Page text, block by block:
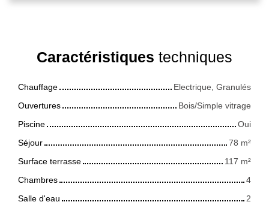
Caractéristiques techniques
Chauffage
Electrique, Granulés
Ouvertures
Bois/Simple vitrage
Piscine
Oui
Séjour
78 m²
Surface terrasse
117 m²
Chambres
4
Salle d'eau
2